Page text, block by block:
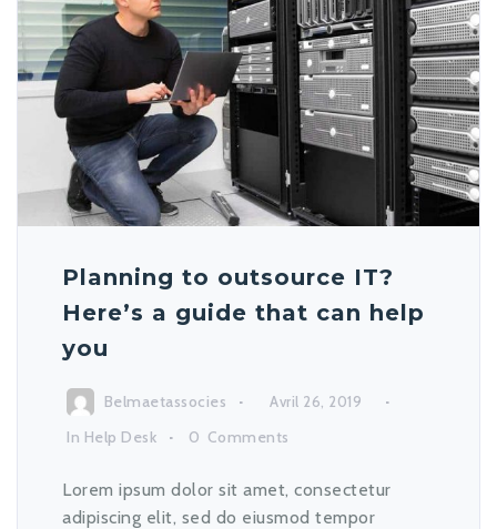
Planning to outsource IT?
Here’s a guide that can help
you
Belmaetassocies Avril 26, 2019
In Help Desk 0 Comments
Lorem ipsum dolor sit amet, consectetur
adipiscing elit, sed do eiusmod tempor